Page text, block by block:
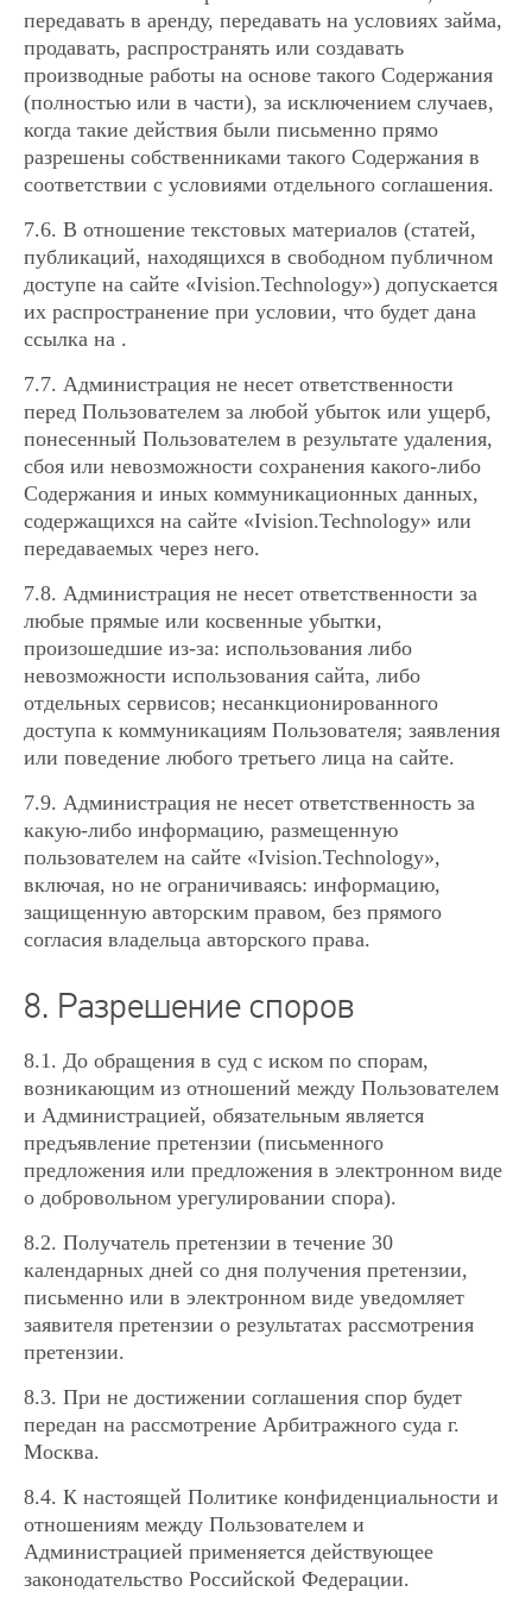
передавать в аренду, передавать на условиях займа,
продавать, распространять или создавать
производные работы на основе такого Содержания
(полностью или в части), за исключением случаев,
когда такие действия были письменно прямо
разрешены собственниками такого Содержания в
соответствии с условиями отдельного соглашения.
7.6. В отношение текстовых материалов (статей,
публикаций, находящихся в свободном публичном
доступе на сайте «Ivision.Technology») допускается
их распространение при условии, что будет дана
ссылка на .
7.7. Администрация не несет ответственности
перед Пользователем за любой убыток или ущерб,
понесенный Пользователем в результате удаления,
сбоя или невозможности сохранения какого-либо
Содержания и иных коммуникационных данных,
содержащихся на сайте «Ivision.Technology» или
передаваемых через него.
7.8. Администрация не несет ответственности за
любые прямые или косвенные убытки,
произошедшие из-за: использования либо
невозможности использования сайта, либо
отдельных сервисов; несанкционированного
доступа к коммуникациям Пользователя; заявления
или поведение любого третьего лица на сайте.
7.9. Администрация не несет ответственность за
какую-либо информацию, размещенную
пользователем на сайте «Ivision.Technology»,
включая, но не ограничиваясь: информацию,
защищенную авторским правом, без прямого
согласия владельца авторского права.
8. Разрешение споров
8.1. До обращения в суд с иском по спорам,
возникающим из отношений между Пользователем
и Администрацией, обязательным является
предъявление претензии (письменного
предложения или предложения в электронном виде
о добровольном урегулировании спора).
8.2. Получатель претензии в течение 30
календарных дней со дня получения претензии,
письменно или в электронном виде уведомляет
заявителя претензии о результатах рассмотрения
претензии.
8.3. При не достижении соглашения спор будет
передан на рассмотрение Арбитражного суда г.
Москва.
8.4. К настоящей Политике конфиденциальности и
отношениям между Пользователем и
Администрацией применяется действующее
законодательство Российской Федерации.